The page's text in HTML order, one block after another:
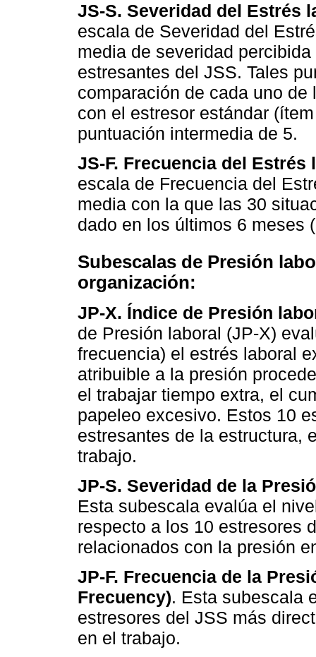
JS-S. Severidad del Estrés
escala de Severidad del
media de severidad
estresantes del JSS. Tales
comparación de cada uno
con el estresor estándar
puntuación intermedia de 5.
JS-F. Frecuencia del
escala de Frecuencia del
media con la que las 30
dado en los últimos 6 meses
Subescalas de Presión
organización:
JP-X. Índice de Presión
de Presión laboral (JP-X)
frecuencia) el estrés laboral
atribuible a la presión
el trabajar tiempo extra, el
papeleo excesivo. Estos 10
estresantes de la estructura,
trabajo.
JP-S. Severidad de la
Esta subescala evalúa el
respecto a los 10 estresores
relacionados con la presión
JP-F. Frecuencia de la
Frecuency). Esta subescala
estresores del JSS más
en el trabajo.